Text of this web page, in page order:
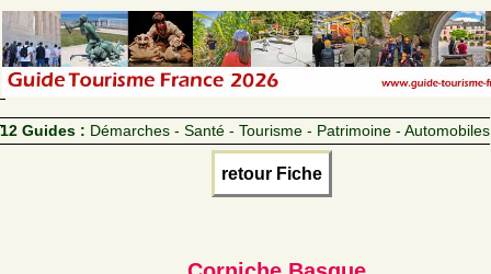
12 Guides : Démarches - Santé - Tourisme - Patrimoine - Automobiles
retour Fiche